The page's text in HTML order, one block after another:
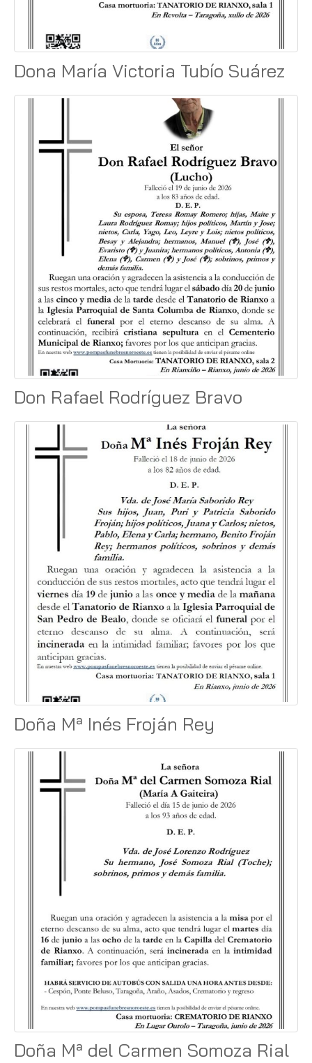
Dona María Victoria Tubío Suárez
Don Rafael Rodríguez Bravo
Doña Mª Inés Froján Rey
Doña Mª del Carmen Somoza Rial